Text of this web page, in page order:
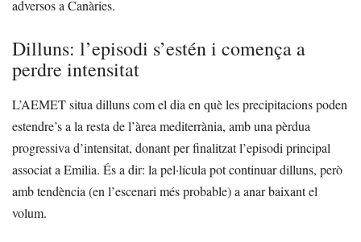
adversos a Canàries.
Dilluns: l’episodi s’estén i comença a
perdre intensitat
L’AEMET situa dilluns com el dia en què les precipitacions poden
estendre’s a la resta de l’àrea mediterrània, amb una pèrdua
progressiva d’intensitat, donant per finalitzat l’episodi principal
associat a Emilia. És a dir: la pel·lícula pot continuar dilluns, però
amb tendència (en l’escenari més probable) a anar baixant el
volum.